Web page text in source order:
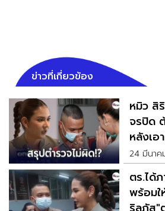
ข่าวที่เกี่ยวข้อง
หมิว สิ
จรปิด
หลังเอ
24 มีนา
ตร.ได้
พร้อมใ